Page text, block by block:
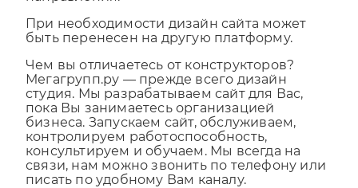
При необходимости дизайн сайта может
Чем вы отличаетесь от конструкторов?
Мегагрупп.ру — прежде всего дизайн
студия. Мы разрабатываем сайт для Вас,
пока Вы занимаетесь организацией
бизнеса. Запускаем сайт, обслуживаем,
контролируем работоспособность,
консультируем и обучаем. Мы всегда на
связи, нам можно звонить по телефону или